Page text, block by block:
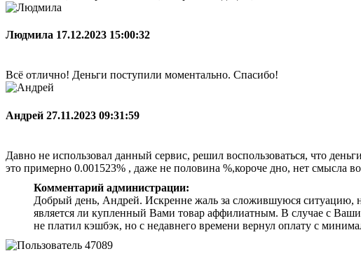
Людмила 17.12.2023 15:00:32
Всё отлично! Деньги поступили моментально. Спасибо!
Андрей 27.11.2023 09:31:59
Давно не использовал данный сервис, решил воспользоваться, что
это примерно 0.001523% , даже не половина %,короче дно, нет смысла
Комментарий администрации:
Добрый день, Андрей. Искренне жаль за сложившуюся ситуацию,
является ли купленный Вами товар аффилиатным. В случае с
не платил кэшбэк, но с недавнего времени вернул оплату с